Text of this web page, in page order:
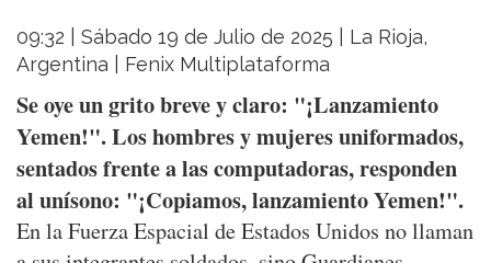
09:32 | Sábado 19 de Julio de 2025 | La Rioja,
Argentina | Fenix Multiplataforma
Se oye un grito breve y claro: "¡Lanzamiento
Yemen!". Los hombres y mujeres uniformados,
sentados frente a las computadoras, responden
al unísono: "¡Copiamos, lanzamiento Yemen!".
En la Fuerza Espacial de Estados Unidos no llaman